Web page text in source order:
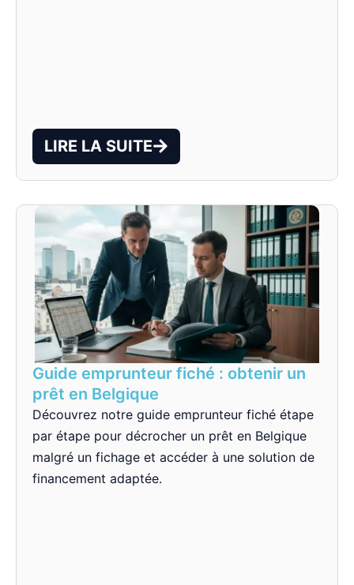
LIRE LA SUITE
Guide emprunteur fiché : obtenir un
prêt en Belgique
Découvrez notre guide emprunteur fiché étape
par étape pour décrocher un prêt en Belgique
malgré un fichage et accéder à une solution de
financement adaptée.